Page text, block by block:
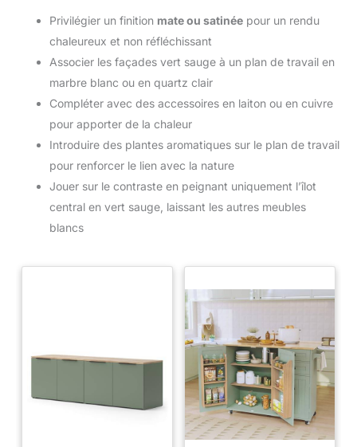
Privilégier un finition mate ou satinée pour un rendu
chaleureux et non réfléchissant
Associer les façades vert sauge à un plan de travail en
marbre blanc ou en quartz clair
Compléter avec des accessoires en laiton ou en cuivre
pour apporter de la chaleur
Introduire des plantes aromatiques sur le plan de travail
pour renforcer le lien avec la nature
Jouer sur le contraste en peignant uniquement l’îlot
central en vert sauge, laissant les autres meubles
blancs